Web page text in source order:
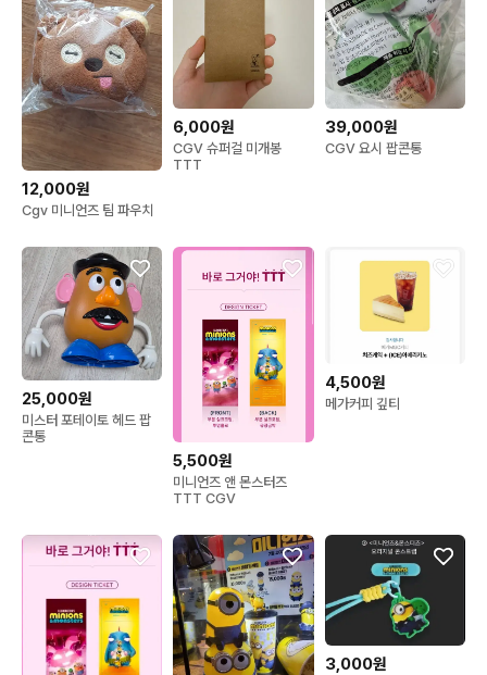
12,000원
Cgv 미니언즈 팀 파우치
6,000원
CGV 슈퍼걸 미개봉
TTT
39,000원
CGV 요시 팝콘통
25,000원
미스터 포테이토 헤드 팝
콘통
5,500원
미니언즈 앤 몬스터즈
TTT CGV
4,500원
메가커피 깊티
3,000원